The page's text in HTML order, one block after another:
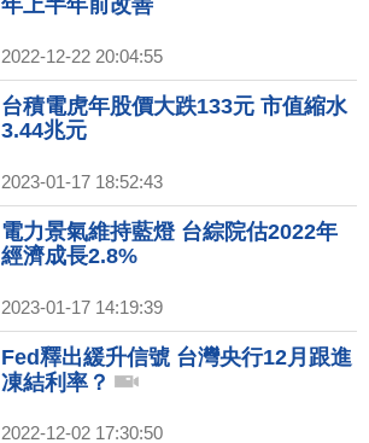
年上半年前改善
2022-12-22 20:04:55
台積電虎年股價大跌133元 市值縮水
3.44兆元
2023-01-17 18:52:43
電力景氣維持藍燈 台綜院估2022年
經濟成長2.8%
2023-01-17 14:19:39
Fed釋出緩升信號 台灣央行12月跟進
凍結利率？
2022-12-02 17:30:50